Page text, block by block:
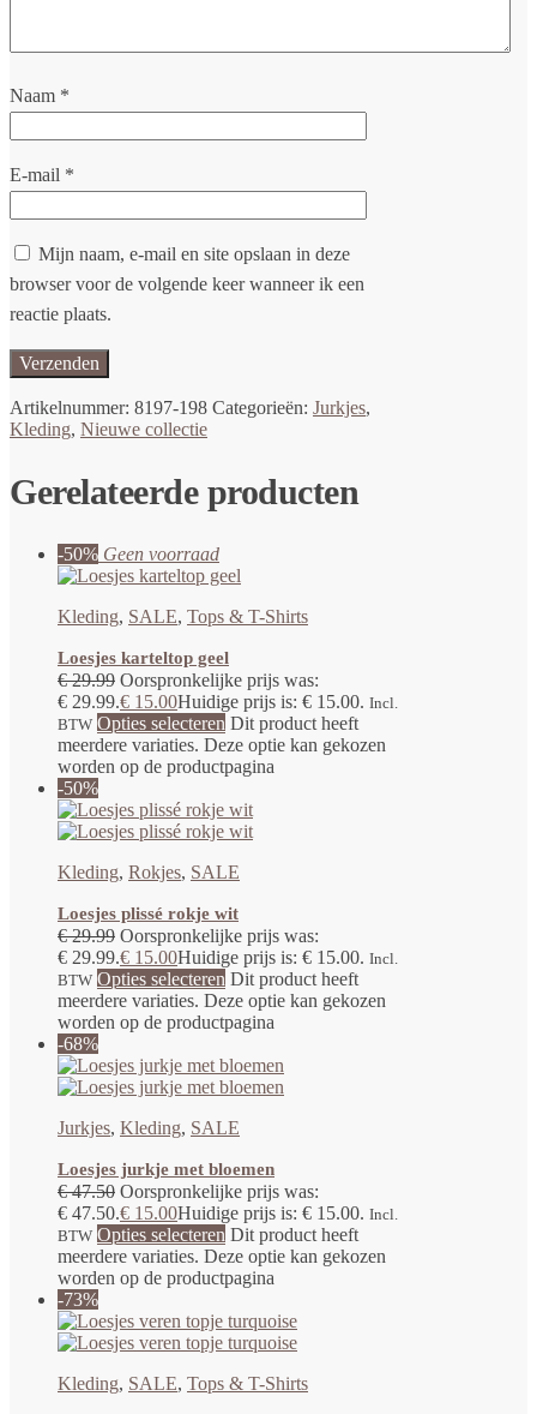
Naam *
E-mail *
Mijn naam, e-mail en site opslaan in deze
browser voor de volgende keer wanneer ik een
reactie plaats.
Artikelnummer: 8197-198 Categorieën: Jurkjes,
Kleding, Nieuwe collectie
Gerelateerde producten
-50% Geen voorraad
Kleding, SALE, Tops & T-Shirts
Loesjes karteltop geel
€29.99 Oorspronkelijke prijs was:
€ 29.99.€ 15.00Huidige prijs is: € 15.00. Incl.
BTW Opties selecteren Dit product heeft
meerdere variaties. Deze optie kan gekozen
worden op de productpagina
-50%
Kleding, Rokjes, SALE
Loesjes plissé rokje wit
€29.99 Oorspronkelijke prijs was:
€ 29.99.€ 15.00Huidige prijs is: € 15.00. Incl.
BTW Opties selecteren Dit product heeft
meerdere variaties. Deze optie kan gekozen
worden op de productpagina
-68%
Jurkjes, Kleding, SALE
Loesjes jurkje met bloemen
€47.50 Oorspronkelijke prijs was:
€ 47.50.€ 15.00Huidige prijs is: € 15.00. Incl.
BTW Opties selecteren Dit product heeft
meerdere variaties. Deze optie kan gekozen
worden op de productpagina
-73%
Kleding, SALE, Tops & T-Shirts